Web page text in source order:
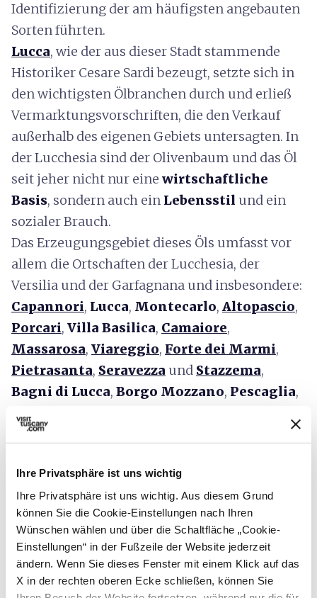
Ihre Privatsphäre ist uns wichtig
Ihre Privatsphäre ist uns wichtig. Aus diesem Grund
können Sie die Cookie-Einstellungen nach Ihren
Wünschen wählen und über die Schaltfläche „Cookie-
Einstellungen“ in der Fußzeile der Website jederzeit
ändern. Wenn Sie dieses Fenster mit einem Klick auf das
X in der rechten oberen Ecke schließen, können Sie
Identifizierung der am häufigsten angebauten
Sorten führten.
Lucca, wie der aus dieser Stadt stammende
Historiker Cesare Sardi bezeugt, setzte sich in
den wichtigsten Ölbranchen durch und erließ
Vermarktungsvorschriften, die den Verkauf
außerhalb des eigenen Gebiets untersagten. In
der Lucchesia sind der Olivenbaum und das Öl
seit jeher nicht nur eine wirtschaftliche
Basis, sondern auch ein Lebensstil und ein
sozialer Brauch.
Das Erzeugungsgebiet dieses Öls umfasst vor
allem die Ortschaften der Lucchesia, der
Versilia und der Garfagnana und insbesondere:
Capannori, Lucca, Montecarlo, Altopascio,
Porcari, Villa Basilica, Camaiore,
Massarosa, Viareggio, Forte dei Marmi,
Pietrasanta, Seravezza und Stazzema,
Bagni di Lucca, Borgo Mozzano, Pescaglia,
Barga
Minucciano
Merkmale
In der Küche expand_more